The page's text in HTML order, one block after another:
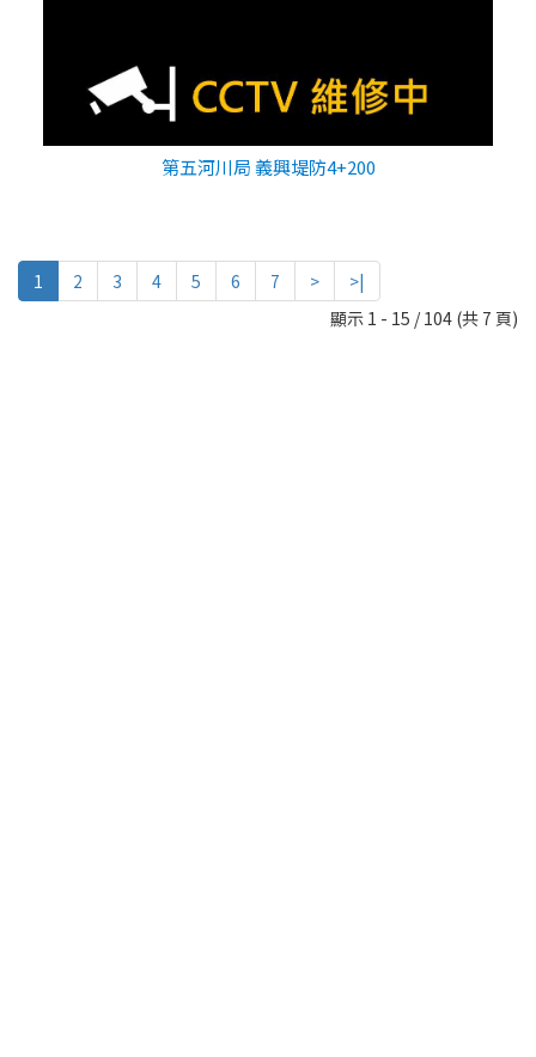
第五河川局 義興堤防4+200
1 2 3 4 5 6 7 >
>|
顯示 1 - 15 / 104 (共 7 頁)